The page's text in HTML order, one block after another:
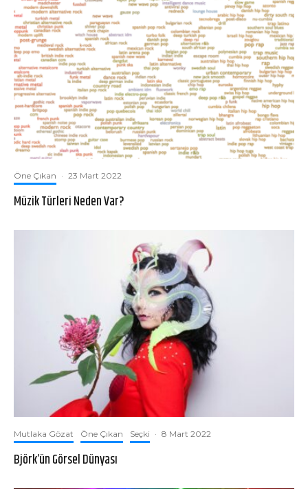
Öne Çıkan · 23 Mart 2022
Müzik Türleri Neden Var?
Mutlaka Gözat Öne Çıkan Seçki · 8 Mart 2022
Björk’ün Görsel Dünyası